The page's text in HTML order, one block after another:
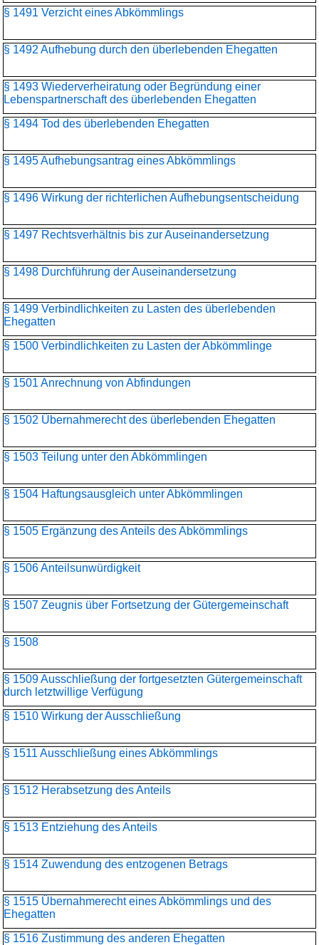
§ 1491 Verzicht eines Abkömmlings
§ 1492 Aufhebung durch den überlebenden Ehegatten
§ 1493 Wiederverheiratung oder Begründung einer
Lebenspartnerschaft des überlebenden Ehegatten
§ 1494 Tod des überlebenden Ehegatten
§ 1495 Aufhebungsantrag eines Abkömmlings
§ 1496 Wirkung der richterlichen Aufhebungsentscheidung
§ 1497 Rechtsverhältnis bis zur Auseinandersetzung
§ 1498 Durchführung der Auseinandersetzung
§ 1499 Verbindlichkeiten zu Lasten des überlebenden
Ehegatten
§ 1500 Verbindlichkeiten zu Lasten der Abkömmlinge
§ 1501 Anrechnung von Abfindungen
§ 1502 Übernahmerecht des überlebenden Ehegatten
§ 1503 Teilung unter den Abkömmlingen
§ 1504 Haftungsausgleich unter Abkömmlingen
§ 1505 Ergänzung des Anteils des Abkömmlings
§ 1506 Anteilsunwürdigkeit
§ 1507 Zeugnis über Fortsetzung der Gütergemeinschaft
§ 1508
§ 1509 Ausschließung der fortgesetzten Gütergemeinschaft
durch letztwillige Verfügung
§ 1510 Wirkung der Ausschließung
§ 1511 Ausschließung eines Abkömmlings
§ 1512 Herabsetzung des Anteils
§ 1513 Entziehung des Anteils
§ 1514 Zuwendung des entzogenen Betrags
§ 1515 Übernahmerecht eines Abkömmlings und des
Ehegatten
§ 1516 Zustimmung des anderen Ehegatten